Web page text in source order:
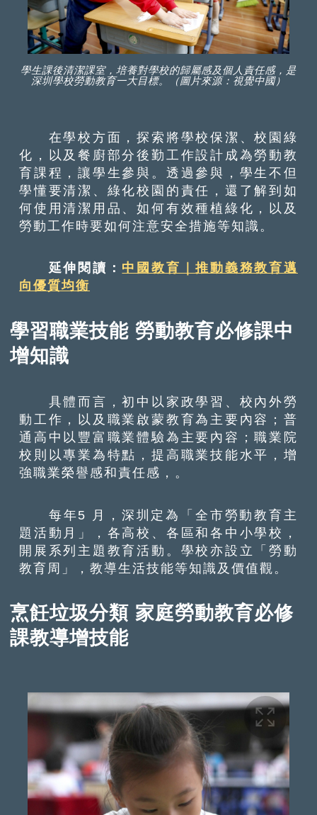
學生課後清潔課室，培養對學校的歸屬感及個人責任感，是
深圳學校勞動教育一大目標。（圖片來源：視覺中國）
在學校方面，探索將學校保潔、校園綠
化，以及餐廚部分後勤工作設計成為勞動教
育課程，讓學生參與。透過參與，學生不但
學懂要清潔、綠化校園的責任，還了解到如
何使用清潔用品、如何有效種植綠化，以及
勞動工作時要如何注意安全措施等知識。
延伸閱讀： 中國教育｜推動義務教育邁
向優質均衡
學習職業技能 勞動教育必修課中
增知識
具體而言，初中以家政學習、校內外勞
動工作，以及職業啟蒙教育為主要內容；普
通高中以豐富職業體驗為主要內容；職業院
校則以專業為特點，提高職業技能水平，增
強職業榮譽感和責任感，。
每年5 月，深圳定為「全市勞動教育主
題活動月」，各高校、各區和各中小學校，
開展系列主題教育活動。學校亦設立「勞動
教育周」，教導生活技能等知識及價值觀。
烹飪垃圾分類 家庭勞動教育必修
課教導增技能